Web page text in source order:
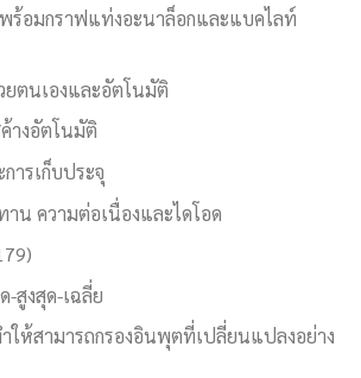
ร้อมกราฟแท่งอะนาล็อกและแบคไลท์
ยตนเองและอัตโนมัติ
างอัตโนมัติ
ารเก็บประจุ
าน ความต่อเนื่องและไดโอด
-สูงสุด-เฉลี่ย
ให้สามารถกรองอินพุตที่เปลี่ยนแปลงอย่าง